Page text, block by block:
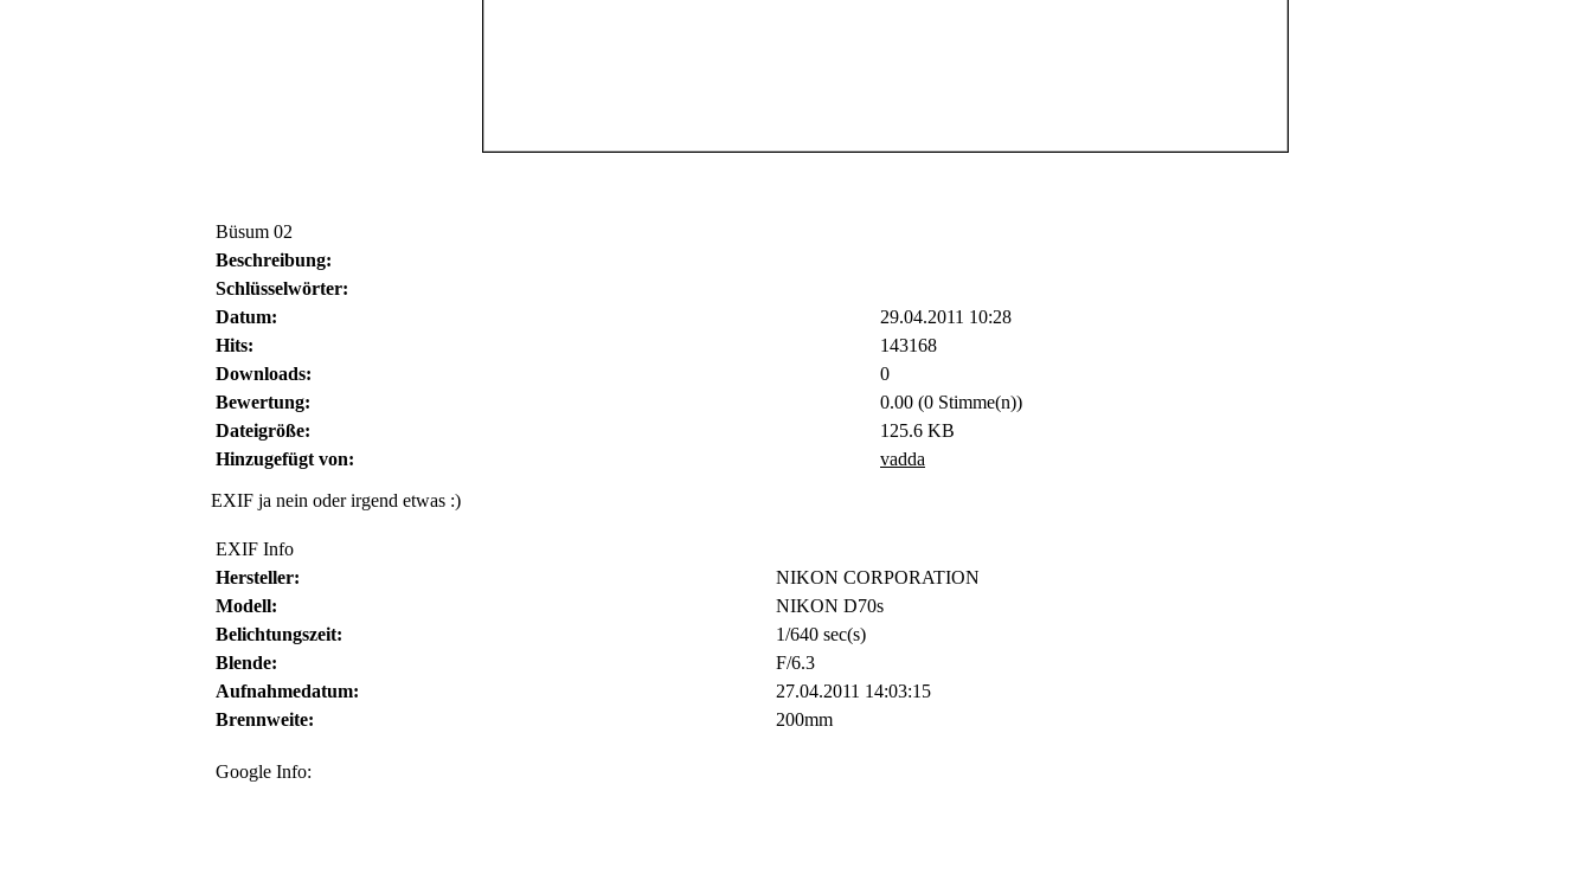
Büsum 02
Beschreibung:
Schlüsselwörter:
Datum:
29.04.2011 10:28
Hits:
143168
Downloads:
0
Bewertung:
0.00 (0 Stimme(n))
Dateigröße:
125.6 KB
Hinzugefügt von:
vadda
EXIF ja nein oder irgend etwas :)
EXIF Info
Hersteller:
NIKON CORPORATION
Modell:
NIKON D70s
Belichtungszeit:
1/640 sec(s)
Blende:
F/6.3
Aufnahmedatum:
27.04.2011 14:03:15
Brennweite:
200mm
Google Info: